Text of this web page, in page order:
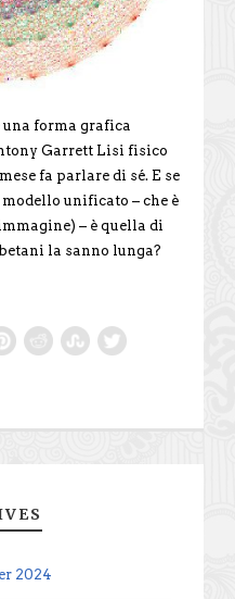
una forma grafica
Garrett Lisi fisico
fa parlare di sé. E se
modello unificato – che è
– è quella di
la sanno lunga?
2024